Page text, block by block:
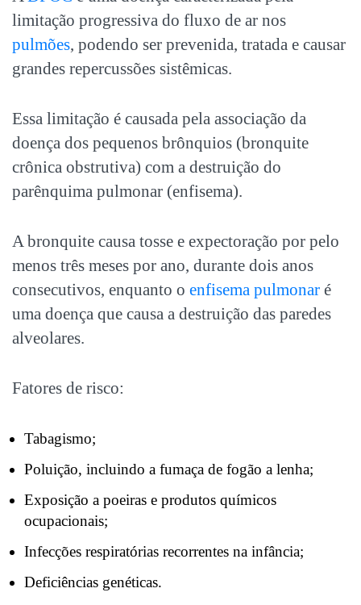
limitação progressiva do fluxo de ar nos
pulmões, podendo ser prevenida, tratada e causar
grandes repercussões sistêmicas.
Essa limitação é causada pela associação da
doença dos pequenos brônquios (bronquite
crônica obstrutiva) com a destruição do
parênquima pulmonar (enfisema).
A bronquite causa tosse e expectoração por pelo
menos três meses por ano, durante dois anos
consecutivos, enquanto o enfisema pulmonar é
uma doença que causa a destruição das paredes
alveolares.
Fatores de risco:
Tabagismo;
Poluição, incluindo a fumaça de fogão a lenha;
Exposição a poeiras e produtos químicos
ocupacionais;
Infecções respiratórias recorrentes na infância;
Deficiências genéticas.